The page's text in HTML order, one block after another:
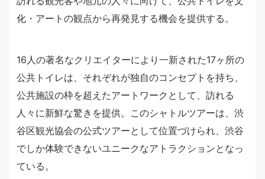
化・アートの観点から再発見する機会を提供する。
16人の著名なクリエイターにより一新された17ヶ所の
公共トイレは、それぞれが独自のコンセプトを持ち、
公共施設の枠を超えたアートワークとして、訪れる
人々に新鮮な驚きを提供。このシャトルツアーは、渋
谷区観光協会の公式ツアーとして位置づけられ、渋谷
でしか体験できないユニークなアトラクションとなっ
ている。